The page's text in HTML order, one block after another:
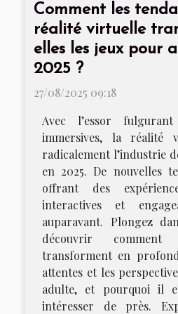
Comment les
réalité virtuelle
elles les jeux pour
2025 ?
27/08/2025 09:18
Avec l’essor
immersives, la réalité
radicalement l’industrie
en 2025. De nouvelles
offrant des
interactives et
auparavant. Plongez
découvrir comment
transforment en
attentes et les
adulte, et pourquoi il
intéresser de près.